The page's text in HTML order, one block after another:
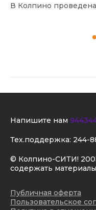
В Колпино
© Колпино-СИТИ!
содержать материалы
Публичная оферта
Пользовательское
Напишите нам
Тех.поддержка: 244-